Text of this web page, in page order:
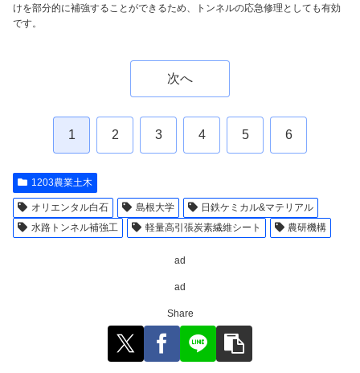
けを部分的に補強することができるため、トンネルの応急修理としても有効
です。
次へ
1 2 3 4 5 6
1203農業土木
オリエンタル白石 島根大学
日鉄ケミカル&マテリアル
水路トンネル補強工
軽量高引張炭素繊維シート 農研機構
ad
ad
Share